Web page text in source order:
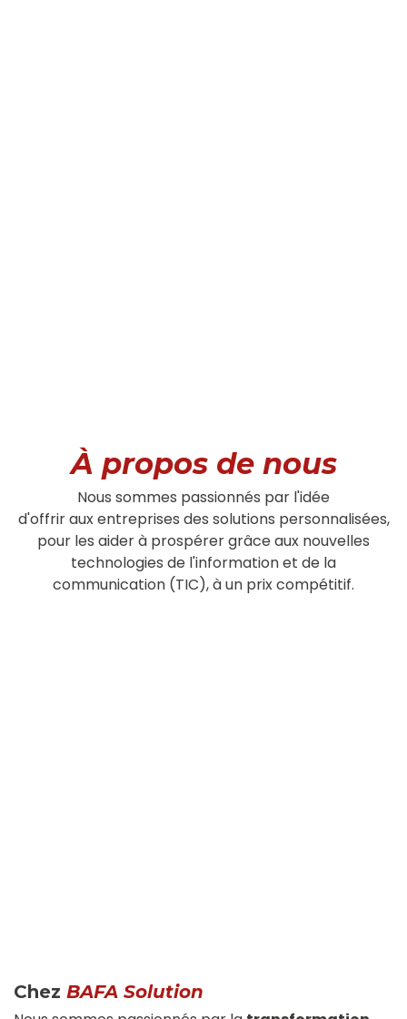
À propos de nous
Nous sommes passionnés par l'idée
d'offrir aux entreprises des solutions personnalisées,
pour les aider à prospérer grâce aux nouvelles
technologies de l'information et de la
communication (TIC), à un prix compétitif.
Chez BAFA Solution